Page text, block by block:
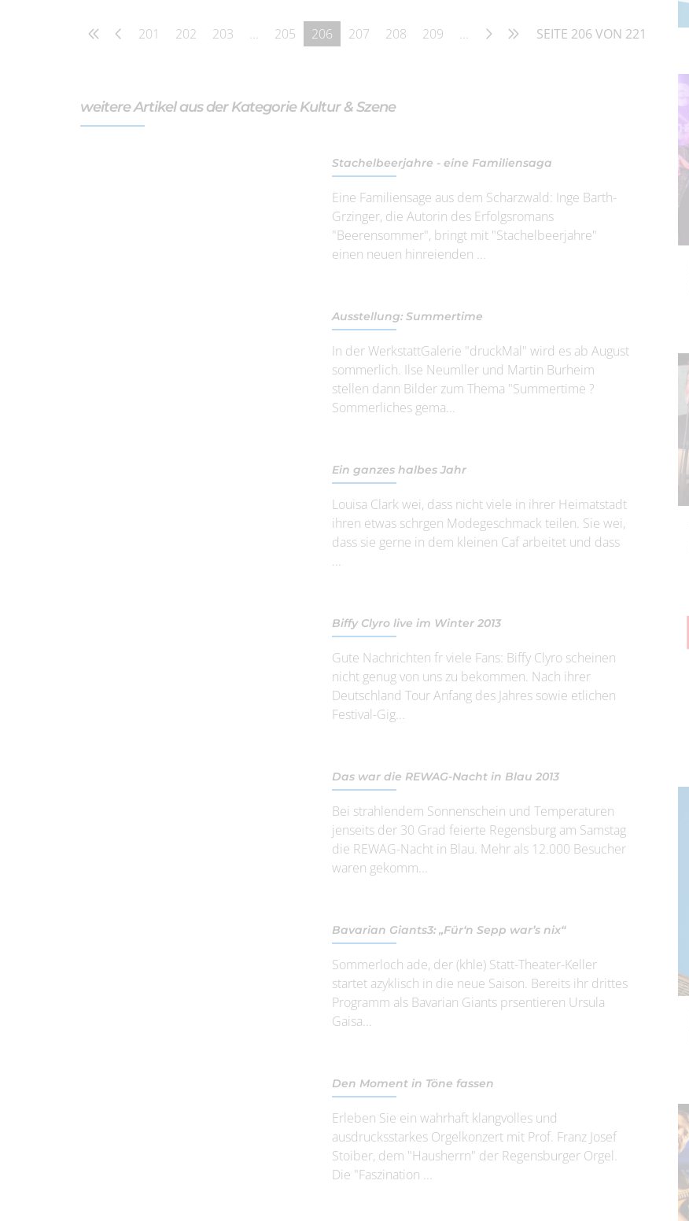
SEITE 206 VON 221
201 202 203 ... 205 206 207 208 209 ...
weitere Artikel aus der Kategorie Kultur & Szene
Stachelbeerjahre - eine Familiensaga
Eine Familiensage aus dem Scharzwald: Inge Barth-
Grzinger, die Autorin des Erfolgsromans
"Beerensommer", bringt mit "Stachelbeerjahre"
einen neuen hinreienden ...
Ausstellung: Summertime
In der WerkstattGalerie "druckMal" wird es ab August
sommerlich. Ilse Neumller und Martin Burheim
stellen dann Bilder zum Thema "Summertime ?
Sommerliches gema...
Ein ganzes halbes Jahr
Louisa Clark wei, dass nicht viele in ihrer Heimatstadt
ihren etwas schrgen Modegeschmack teilen. Sie wei,
dass sie gerne in dem kleinen Caf arbeitet und dass
...
Biffy Clyro live im Winter 2013
Gute Nachrichten fr viele Fans: Biffy Clyro scheinen
nicht genug von uns zu bekommen. Nach ihrer
Deutschland Tour Anfang des Jahres sowie etlichen
Festival-Gig...
Das war die REWAG-Nacht in Blau 2013‎
Bei strahlendem Sonnenschein und Temperaturen
jenseits der 30 Grad feierte Regensburg am Samstag
die REWAG-Nacht in Blau. Mehr als 12.000 Besucher
waren gekomm...
Bavarian Giants3: „Für‘n Sepp war’s nix“
Sommerloch ade, der (khle) Statt-Theater-Keller
startet azyklisch in die neue Saison. Bereits ihr drittes
Programm als Bavarian Giants prsentieren Ursula
Gaisa...
Den Moment in Töne fassen
Erleben Sie ein wahrhaft klangvolles und
ausdrucksstarkes Orgelkonzert mit Prof. Franz Josef
Stoiber, dem "Hausherrn" der Regensburger Orgel.
Die "Faszination ...